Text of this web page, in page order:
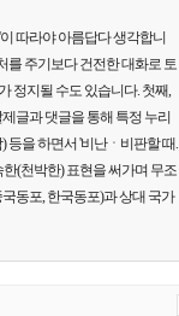
따라야 아름답다 생각합니
를 주기보다 건전한 대화로 토
정지될 수도 있습니다. 첫째,
글과 댓글을 통해 특정 누리
등을 하면서 '비난ㆍ비판할 때.
(천박한) 표현을 써가며 무조
동포, 한국동포)과 상대 국가